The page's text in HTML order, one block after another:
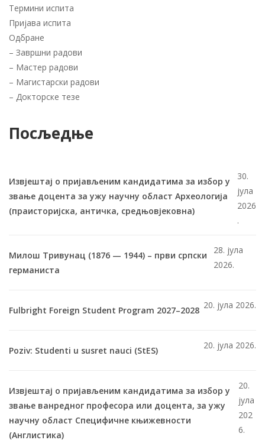
Термини испита
Пријава испита
Одбране
– Завршни радови
– Мастер радови
– Магистарски радови
– Докторске тезе
Посљедње
Извјештај о пријављеним кандидатима за избор у
звање доцента за ужу научну област Археологија
(праисторијска, античка, средњовјековна)
30.
јула
2026
.
Милош Тривунац (1876 — 1944) – први српски
германиста
28. јула
2026.
Fulbright Foreign Student Program 2027–2028 20. јула 2026.
Poziv: Studenti u susret nauci (StES) 20. јула 2026.
Извјештај о пријављеним кандидатима за избор у
звање ванредног професора или доцента, за ужу
научну област Специфичне књижевности
(Англистика)
20.
јула
202
6.